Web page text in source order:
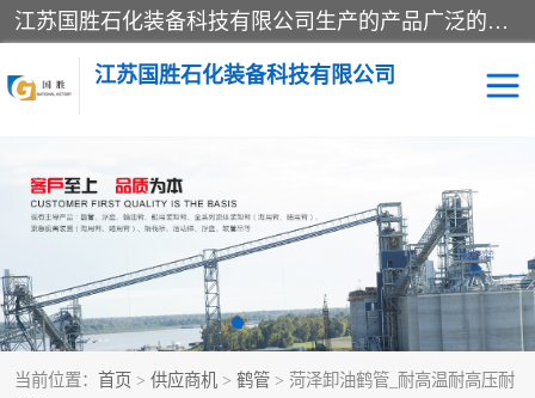
江苏国胜石化装备科技有限公司生产的产品广泛的应用于石油、石化等行业中，产品种类齐全，其中包括装卸鹤管、汽车鹤管、火车鹤管、装车鹤管、卸车鹤管、上装鹤管、下装鹤管、lng鹤管、发油鹤管、液氨鹤管、液化气鹤管等，我们生产的产品质量上乘，价格实惠，服务好，买鹤管就到国胜石化装备！
江苏国胜石化装备科技有限公司
当前位置： 首页 > 供应商机 > 鹤管 > 菏泽卸油鹤管_耐高温耐高压耐
输油臂 鹤管活动梯